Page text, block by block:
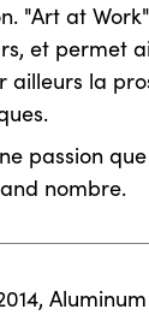
"Art at
et permet
ailleurs la
passion
nombre.